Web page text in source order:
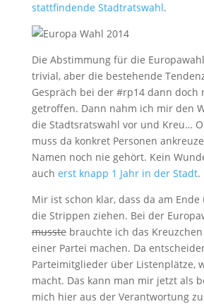
stattfindende Stadtratswahl.
Die Abstimmung für die
trivial, aber die bestehende
Gespräch bei der #rp14 dann doch
getroffen. Dann nahm ich mir den
die Stadtsratswahl vor und Kreu…
muss da konkret Personen
Namen noch nie gehört. Kein
auch erst knapp 1 Jahr in der Stadt.
Mir ist schon klar, dass da am
die Strippen ziehen. Bei der
musstebrauchte ich das Kreuzchen
einer Partei machen. Da
Parteimitglieder über Listenplätze,
macht. Das kann man mir jetzt als
mich hier aus der Verantwortung